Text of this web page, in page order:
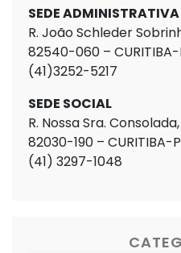
SEDE ADMINISTRATIVA
R. João Schleder
82540-060 – CURITIBA-
(41)3252-5217
SEDE SOCIAL
R. Nossa Sra.
82030-190 – CURITIBA-
(41) 3297-1048